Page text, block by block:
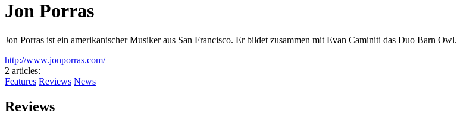
Jon Porras
Jon Porras ist ein amerikanischer Musiker aus San Francisco. Er bildet zusammen mit Evan Caminiti das Duo Barn Owl.
http://www.jonporras.com/
2 articles:
Features Reviews News
Reviews